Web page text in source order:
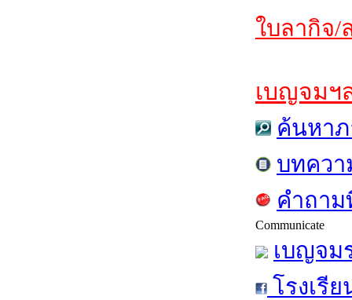
ใบลากิจ/
เบญจมฯ
ค้นหาภ
บทควา
คำถา
Communicate
เบญจม
โรงเรี